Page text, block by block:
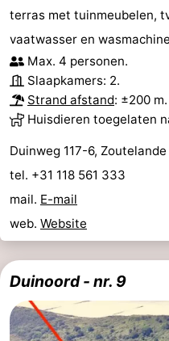
terras met tuinmeubelen,
vaatwasser en
Max. 4 personen.
Slaapkamers: 2.
Strand afstand: ±200 m.
Huisdieren toegelaten
Duinweg 117-6, Zoutelande
tel. +31 118 561 333
mail. E-mail
web. Website
Duinoord - nr. 9